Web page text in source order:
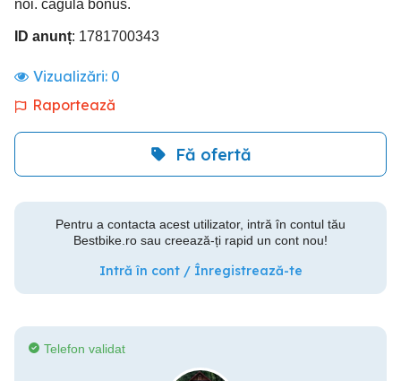
noi. cagula bonus.
ID anunț: 1781700343
Vizualizări: 0
Raportează
Fă ofertă
Pentru a contacta acest utilizator, intră în contul tău
Bestbike.ro sau creează-ți rapid un cont nou!
Intră în cont / Înregistrează-te
Telefon validat